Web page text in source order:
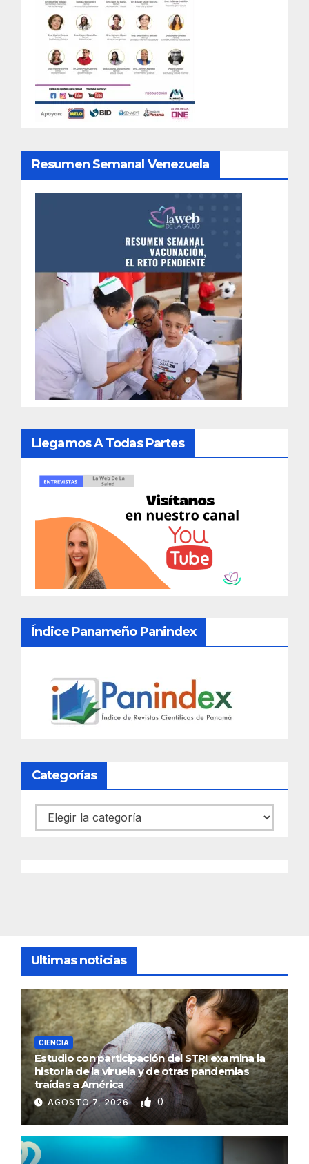
Resumen Semanal Venezuela
Llegamos A Todas Partes
Índice Panameño Panindex
Categorías
Categorías
Ultimas noticias
CIENCIA
Estudio con participación del STRI examina la
historia de la viruela y de otras pandemias
traídas a América
AGOSTO 7, 2026 0